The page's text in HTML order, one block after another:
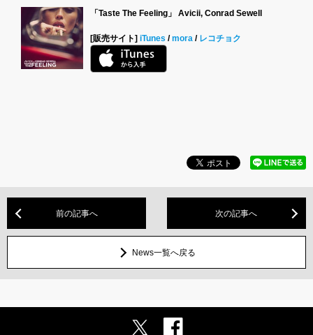
「Taste The Feeling」 Avicii, Conrad Sewell
[販売サイト] iTunes /mora / レコチョク
前の記事へ 次の記事へ
News一覧へ戻る